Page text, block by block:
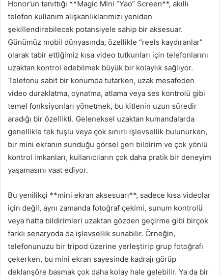
Honor’un tanıttığı **Magic Mini “Yao” Screen**, akıllı
telefon kullanım alışkanlıklarımızı yeniden
şekillendirebilecek potansiyele sahip bir aksesuar.
Günümüz mobil dünyasında, özellikle “reels kaydıranlar”
olarak tabir ettiğimiz kısa video tutkunları için telefonlarını
uzaktan kontrol edebilmek büyük bir kolaylık sağlıyor.
Telefonu sabit bir konumda tutarken, uzak mesafeden
video duraklatma, oynatma, atlama veya ses kontrolü gibi
temel fonksiyonları yönetmek, bu kitlenin uzun süredir
aradığı bir özellikti. Geleneksel uzaktan kumandalarda
genellikle tek tuşlu veya çok sınırlı işlevsellik bulunurken,
bir mini ekranın sunduğu görsel geri bildirim ve çok yönlü
kontrol imkanları, kullanıcıların çok daha pratik bir deneyim
yaşamasını vaat ediyor.
Bu yenilikçi **mini ekran aksesuarı**, sadece kısa videolar
için değil, aynı zamanda fotoğraf çekimi, sunum kontrolü
veya hatta bildirimleri uzaktan gözden geçirme gibi birçok
farklı senaryoda da işlevsellik sunabilir. Örneğin,
telefonunuzu bir tripod üzerine yerleştirip grup fotoğrafı
çekerken, bu mini ekran sayesinde kadrajı görüp
deklanşöre basmak çok daha kolay hale gelebilir. Ya da bir